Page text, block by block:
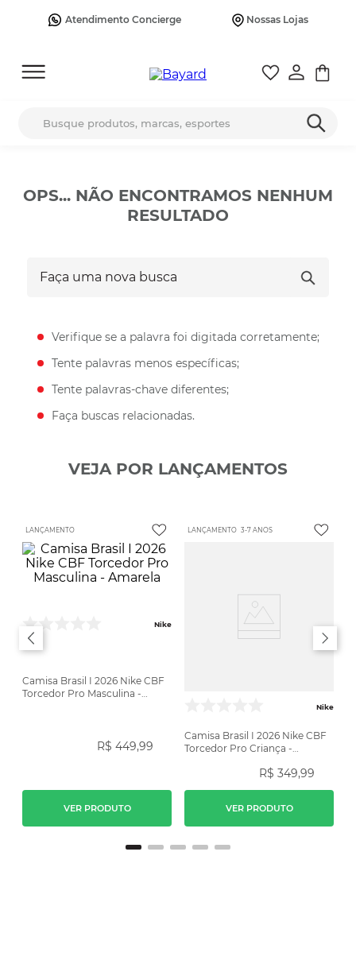
Atendimento Concierge Nossas Lojas
OPS... NÃO ENCONTRAMOS NENHUM
RESULTADO
Verifique se a palavra foi digitada corretamente;
Tente palavras menos específicas;
Tente palavras-chave diferentes;
Faça buscas relacionadas.
VEJA POR LANÇAMENTOS
LANÇAMENTO
Nike
Camisa Brasil I 2026 Nike CBF
Torcedor Pro Masculina -
R$ 449,99
VER PRODUTO
LANÇAMENTO 3-7 ANOS
Nike
Camisa Brasil I 2026 Nike CBF
Torcedor Pro Criança -
R$ 349,99
VER PRODUTO